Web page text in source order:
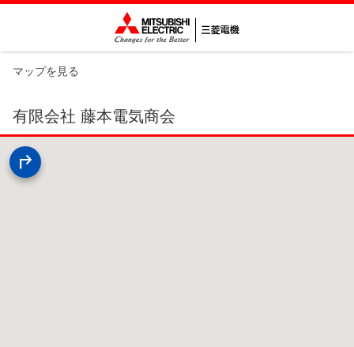
マップを見る
有限会社 藤本電気商会